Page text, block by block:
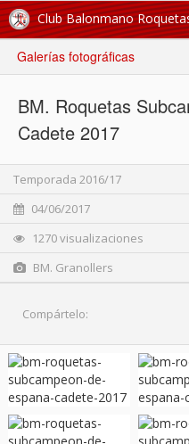
Club Balonmano
Galerías fotográficas
BM. Roquetas
Cadete 2017
Temporada 2016/17
04/06/2017
1270 visualizaciones
BM. Granollers
Compártelo: